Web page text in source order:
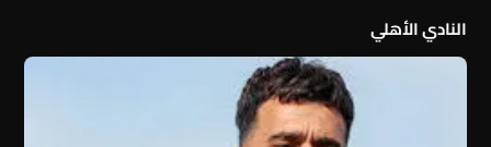
النادي الأهلي